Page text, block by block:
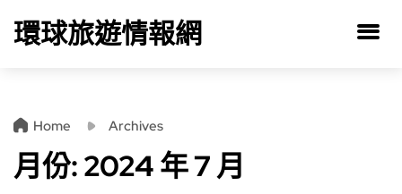
環球旅遊情報網
Home Archives
月份:2024 年 7 月